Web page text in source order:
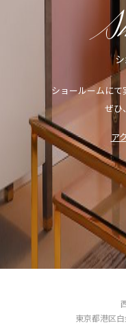
ショールームにて
ぜひ
ア
東京都港区